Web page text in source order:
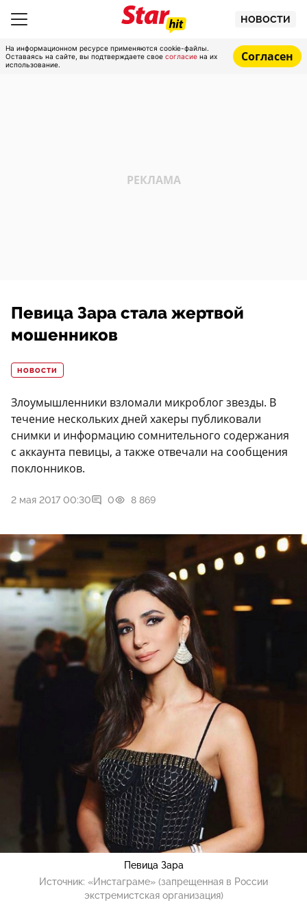
НОВОСТИ
На информационном ресурсе применяются cookie-файлы.
Оставаясь на сайте, вы подтверждаете свое согласие на их
использование.
Согласен
Певица Зара стала жертвой
мошенников
НОВОСТИ
Злоумышленники взломали микроблог звезды. В
течение нескольких дней хакеры публиковали
снимки и информацию сомнительного содержания
с аккаунта певицы, а также отвечали на сообщения
поклонников.
2 мая 2017 00:30 0 8 869
Певица Зара
Источник: «Инстаграме» (запрещенная в России
экстремистская организация)